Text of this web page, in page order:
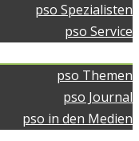
pso Spezialisten
pso Service
pso Themen
pso Journal
pso in den Medien